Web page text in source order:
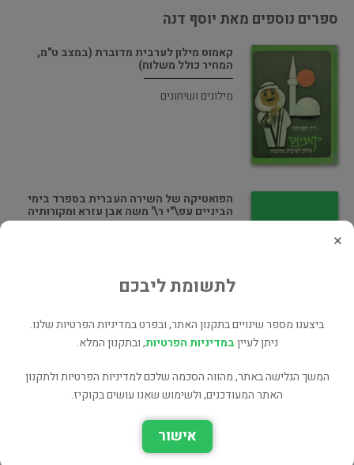
ספרים נוספים מאת יוסף דנה
קאמוס מילון לערבית מדוברת (במצב ט"מ,
המחיר כולל משלוח)
מילונים ושיחונים
הפואטיקה של השירה העברית בספרד בימי
הביניים עפ\"י ר\' משה אבן עזרא ומקורותיה
מלון לערבית המדוברת עברי-ערבי ממויין עפ"י
מילונים ושיחונים
×
לתשומת ליבכם
ביצענו מספר שינויים בתקנון האתר, ובפרט במדיניות הפרטיות שלנו.
ניתן לעייןבמדיניות הפרטיות, ובתקנון המלא.
המשך הגלישה באתר, מהווה הסכמה שלכם למדיניות הפרטיות ולתקנון
האתר המעודכנים, ולשימוש שאנו עושים בקוקיז.
אישור